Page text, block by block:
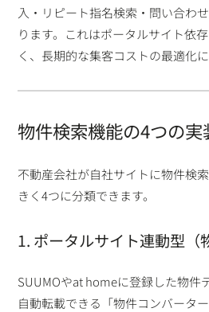
入・リピート指名検索・問い合わ
ります。これはポータルサイト依
く、長期的な集客コストの最適化に
物件検索機能の4つの実
不動産会社が自社サイトに物件検
きく4つに分類できます。
1. ポータルサイト連動型（
SUUMOやat homeに登録した物件
自動転載できる「物件コンバータ